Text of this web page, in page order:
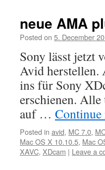
neue AMA
Posted on 5. December
Sony lässt jetzt
Avid herstellen.
ins für Sony
erschienen.
auf … Continue
Posted in avid, MC 7.0,
Mac OS X 10.10.5, Mac
XAVC, XDcam | Leave a